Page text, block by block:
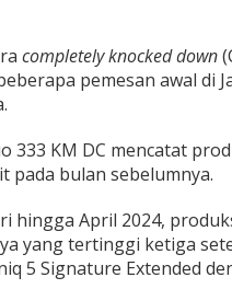
completely knocked down
pemesan awal di
333 KM DC mencatat
pada bulan sebelumnya.
hingga April 2024,
yang tertinggi ketiga
5 Signature Extended